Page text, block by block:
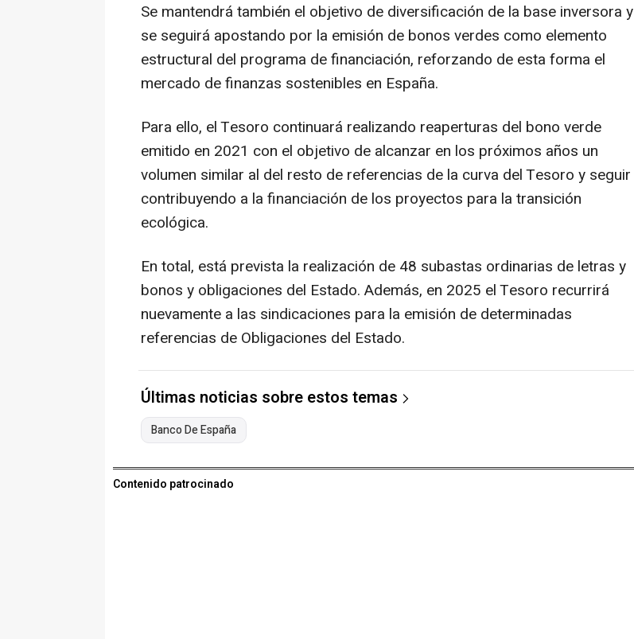
Se mantendrá también el objetivo de diversificación de la base inversora y
se seguirá apostando por la emisión de bonos verdes como elemento
estructural del programa de financiación, reforzando de esta forma el
mercado de finanzas sostenibles en España.
Para ello, el Tesoro continuará realizando reaperturas del bono verde
emitido en 2021 con el objetivo de alcanzar en los próximos años un
volumen similar al del resto de referencias de la curva del Tesoro y seguir
contribuyendo a la financiación de los proyectos para la transición
ecológica.
En total, está prevista la realización de 48 subastas ordinarias de letras y
bonos y obligaciones del Estado. Además, en 2025 el Tesoro recurrirá
nuevamente a las sindicaciones para la emisión de determinadas
referencias de Obligaciones del Estado.
Últimas noticias sobre estos temas
Banco De España
Contenido patrocinado